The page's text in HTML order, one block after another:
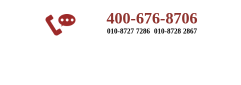
400-676-8706
010-8727 7286 010-8728 2867